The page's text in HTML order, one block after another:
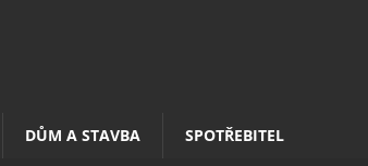
DŮM A STAVBA SPOTŘEBITEL